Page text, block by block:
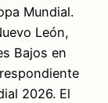
Mundial.
León,
Bajos en
2026. El